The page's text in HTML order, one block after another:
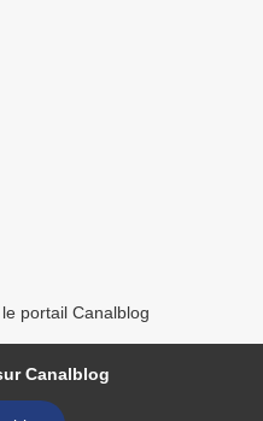
portail Canalblog
Canalblog